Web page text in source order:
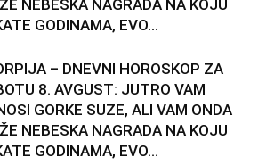
NEBESKA NAGRADA NA KOJU
GODINAMA, EVO...
– DNEVNI HOROSKOP ZA
8. AVGUST: JUTRO VAM
GORKE SUZE, ALI VAM ONDA
NEBESKA NAGRADA NA KOJU
GODINAMA, EVO...